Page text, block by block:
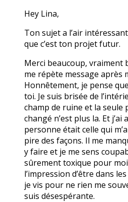
Hey Lina,
Ton sujet a l’air
que c’est ton projet futur.
Merci beaucoup, vraiment
me répète message après
Honnêtement, je pense
toi. Je suis brisée de
champ de ruine et la seule
changé n’est plus la. Et
personne était celle qui
pire des façons. Il me
y faire et je me sens
sûrement toxique pour
l’impression d’être dans
je vis pour ne rien me
suis désespérante.